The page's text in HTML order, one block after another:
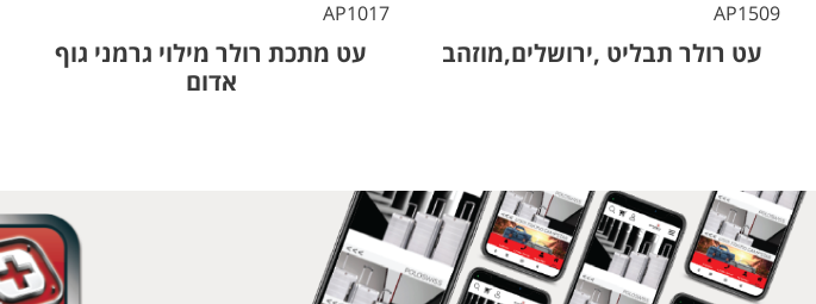
AP1509
עט רולר תבליט ,ירושלים,מוזהב
AP1017
עט מתכת רולר מילוי גרמני גוף
אדום